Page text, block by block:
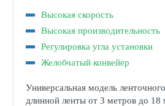
Высокая скорость
Высокая производительность
Регулировка угла установки
Желобчатый конвейер
Универсальная модель
длинной ленты от 3 метров до